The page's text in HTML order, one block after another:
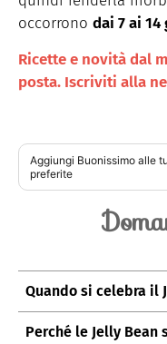
occorrono dai 7 ai
Ricette e novità dal
posta. Iscriviti alla
Aggiungi Buonissimo alle
preferite
Quando si celebra il
Il Jelly Bean Day si
Perché le Jelly